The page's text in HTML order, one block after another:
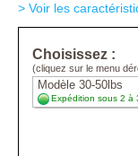
> Voir les
Choisissez :
(cliquez sur le menu
Modèle 30-50lbs
Expédition sous 2 à